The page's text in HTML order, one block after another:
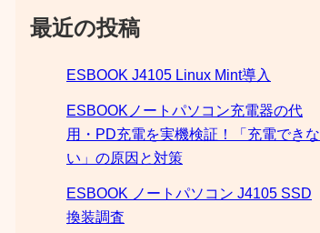
最近の投稿
ESBOOK J4105 Linux Mint導入
ESBOOKノートパソコン充電器の代
用・PD充電を実機検証！「充電できな
い」の原因と対策
ESBOOK ノートパソコン J4105 SSD
換装調査